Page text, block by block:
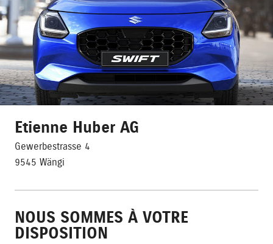
Etienne Huber AG
Gewerbestrasse 4
9545 Wängi
NOUS SOMMES À VOTRE
DISPOSITION